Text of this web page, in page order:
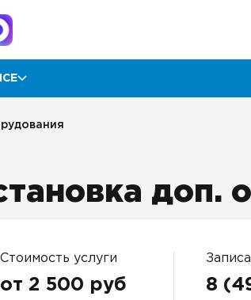
лояльности
доп.
Стоимость услуги
от 2 500 руб 8